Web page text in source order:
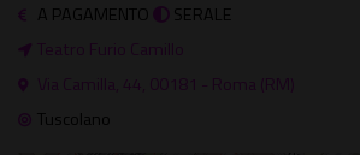
A PAGAMENTO
SERALE
Teatro Furio Camillo
Via Camilla, 44, 00181 - Roma (RM)
Tuscolano